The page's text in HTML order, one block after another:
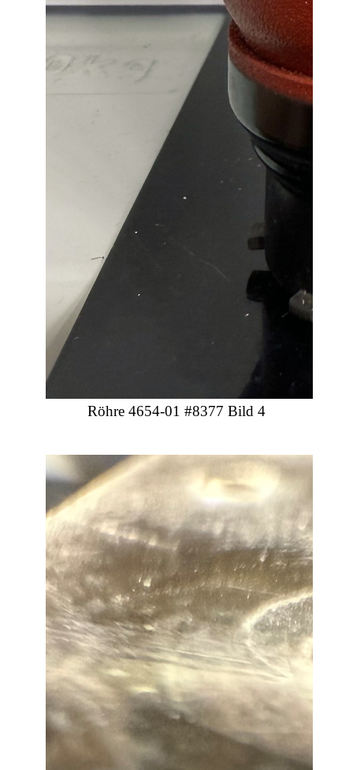
Röhre 4654-01 #8377 Bild 4